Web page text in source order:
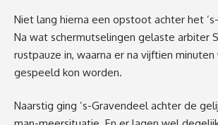
Niet lang hierna een opstoot achter het
Na wat schermutselingen gelaste arbiter
rustpauze in, waarna er na vijftien
gespeeld kon worden.
Naarstig ging ’s-Gravendeel achter de